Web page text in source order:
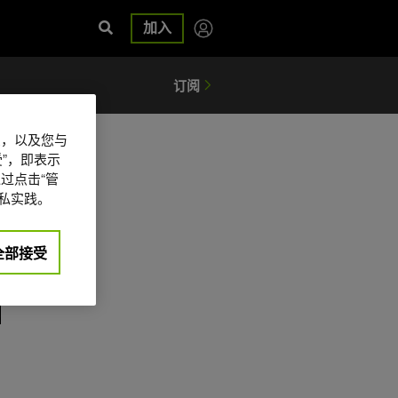
加入
以及您与
，即表示
点击“管
实践。
部接受